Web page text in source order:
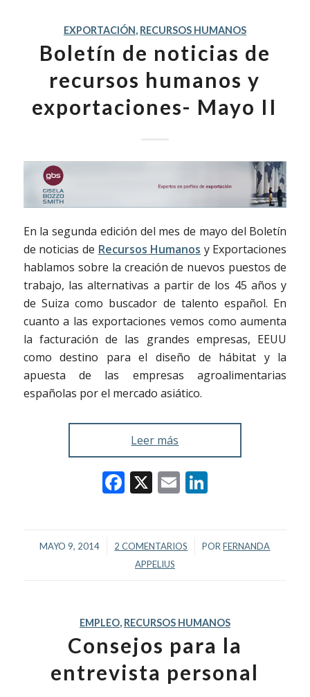
EXPORTACIÓN, RECURSOS HUMANOS
Boletín de noticias de
recursos humanos y
exportaciones- Mayo II
En la segunda edición del mes de mayo del Boletín
de noticias de Recursos Humanos y Exportaciones
hablamos sobre la creación de nuevos puestos de
trabajo, las alternativas a partir de los 45 años y
de Suiza como buscador de talento español. En
cuanto a las exportaciones vemos como aumenta
la facturación de las grandes empresas, EEUU
como destino para el diseño de hábitat y la
apuesta de las empresas agroalimentarias
españolas por el mercado asiático.
Leer más
Facebook
X EmailLinkedIn
MAYO 9, 2014
/ 2 COMENTARIOS
/ PORFERNANDA
APPELIUS
EMPLEO, RECURSOS HUMANOS
Consejos para la
entrevista personal